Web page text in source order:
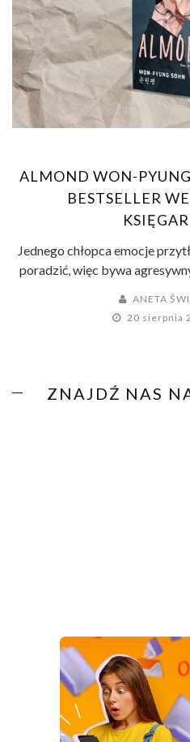
ALMOND WON-
BESTSELLER
Jednego chłopca emocje
poradzić, więc bywa
ANETA
20 sierpnia
ZNAJDŹ NAS